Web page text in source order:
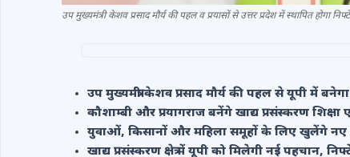
उप मुख्यमंत्री केशव प्रसाद मौर्य की पहल व प्रयासों से उत्तर प्रदेश में स्थापित होगा
उप मुख्यमंत्री केशव प्रसाद मौर्य की पहल से यूपी में
कौशाम्बी और प्रयागराज बनेंगे खाद्य प्रसंस्करण शिक्षा
युवाओं, किसानों और महिला समूहों के लिए खुलेंगे
खाद्य प्रसंस्करण क्षेत्र में यूपी को मिलेगी नई पहचान,